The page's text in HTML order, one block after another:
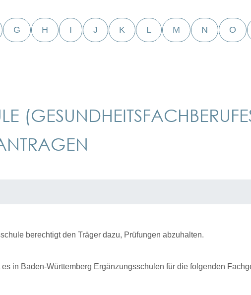
G H I J K L M N O
berechtigt den Träger dazu, Prüfungen abzuhalten.
in Baden-Württemberg Ergänzungsschulen für die folgenden